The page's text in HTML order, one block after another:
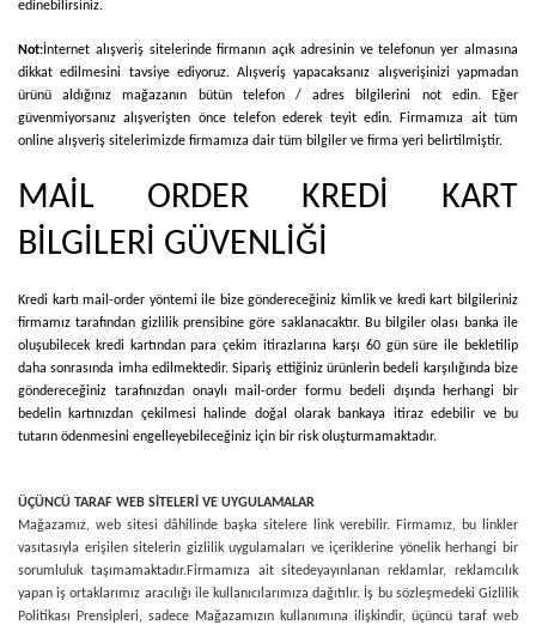
edinebilirsiniz.
Not: İnternet alışveriş sitelerinde firmanın açık adresinin ve telefonun yer almasına
dikkat edilmesini tavsiye ediyoruz. Alışveriş yapacaksanız alışverişinizi yapmadan
ürünü aldığınız mağazanın bütün telefon / adres bilgilerini not edin. Eğer
güvenmiyorsanız alışverişten önce telefon ederek teyit edin. Firmamıza ait tüm
online alışveriş sitelerimizde firmamıza dair tüm bilgiler ve firma yeri belirtilmiştir.
MAİL ORDER KREDİ KART
BİLGİLERİ GÜVENLİĞİ
Kredi kartı mail-order yöntemi ile bize göndereceğiniz kimlik ve kredi kart bilgileriniz
firmamız tarafından gizlilik prensibine göre saklanacaktır. Bu bilgiler olası banka ile
oluşubilecek kredi kartından para çekim itirazlarına karşı 60 gün süre ile bekletilip
daha sonrasında imha edilmektedir. Sipariş ettiğiniz ürünlerin bedeli karşılığında bize
göndereceğiniz tarafınızdan onaylı mail-order formu bedeli dışında herhangi bir
bedelin kartınızdan çekilmesi halinde doğal olarak bankaya itiraz edebilir ve bu
tutarın ödenmesini engelleyebileceğiniz için bir risk oluşturmamaktadır.
ÜÇÜNCÜ TARAF WEB SİTELERİ VE UYGULAMALAR
Mağazamız, web sitesi dâhilinde başka sitelere link verebilir. Firmamız, bu linkler
vasıtasıyla erişilen sitelerin gizlilik uygulamaları ve içeriklerine yönelik herhangi bir
sorumluluk taşımamaktadır.Firmamıza ait sitedeyayınlanan reklamlar, reklamcılık
yapan iş ortaklarımız aracılığı ile kullanıcılarımıza dağıtılır. İş bu sözleşmedeki Gizlilik
Politikası Prensipleri, sadece Mağazamızın kullanımına ilişkindir, üçüncü taraf web